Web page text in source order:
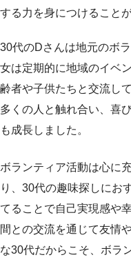
する力を身につけること
30代のDさんは地元のボ
女は定期的に地域のイベ
齢者や子供たちと交流し
多くの人と触れ合い、喜
も成長しました。
ボランティア活動は心に
り、30代の趣味探しにお
てることで自己実現感や
間との交流を通じて友情
な30代だからこそ、ボラ